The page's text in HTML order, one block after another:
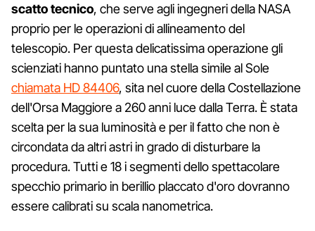
scatto tecnico, che serve agli ingegneri della NASA
proprio per le operazioni di allineamento del
telescopio. Per questa delicatissima operazione gli
scienziati hanno puntato una stella simile al Sole
chiamata HD 84406, sita nel cuore della Costellazione
dell'Orsa Maggiore a 260 anni luce dalla Terra. È stata
scelta per la sua luminosità e per il fatto che non è
circondata da altri astri in grado di disturbare la
procedura. Tutti e 18 i segmenti dello spettacolare
specchio primario in berillio placcato d'oro dovranno
essere calibrati su scala nanometrica.